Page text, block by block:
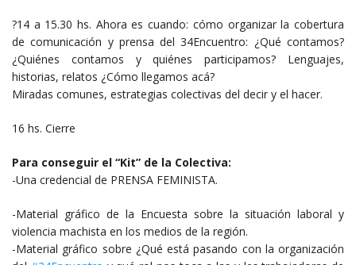
?14 a 15.30 hs. Ahora es cuando: cómo organizar la cobertura
de comunicación y prensa del 34Encuentro: ¿Qué contamos?
¿Quiénes contamos y quiénes participamos? Lenguajes,
historias, relatos ¿Cómo llegamos acá?
Miradas comunes, estrategias colectivas del decir y el hacer.
16 hs. Cierre
Para conseguir el “Kit” de la Colectiva:
-Una credencial de PRENSA FEMINISTA.
-Material gráfico de la Encuesta sobre la situación laboral y
violencia machista en los medios de la región.
-Material gráfico sobre ¿Qué está pasando con la organización